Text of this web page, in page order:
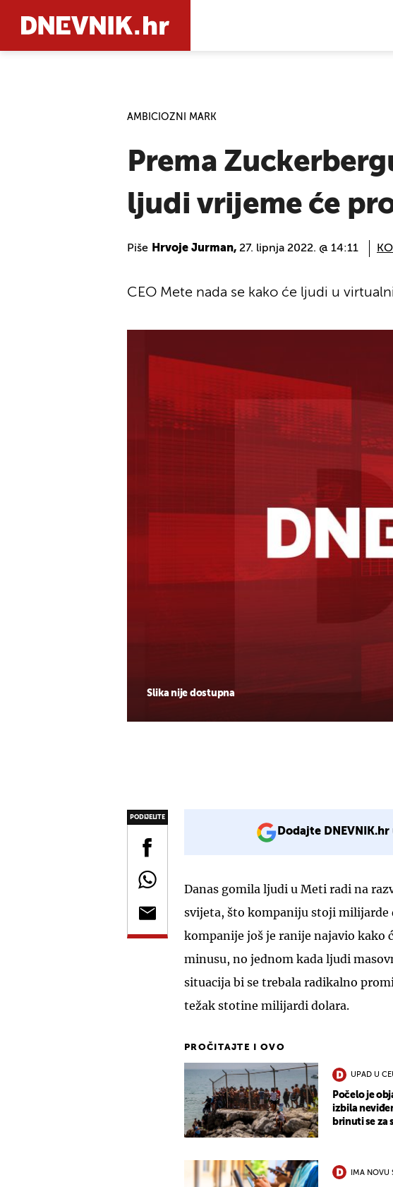
AMBICIOZNI MARK
Prema
ljudi vrijeme će
Piše Hrvoje Jurman, 27. lipnja 2022. @ 14:11
Slika nije dostupna
CEO Mete nada se kako će ljudi u
PODIJELITE
Dodajte
Danas gomila ljudi u Meti radi na
svijeta, što kompaniju stoji milijarde
kompanije još je ranije najavio kako
minusu, no jednom kada ljudi
situacija bi se trebala radikalno
težak stotine milijardi dolara.
PROČITAJTE I OVO
UPAD U
Počelo je
izbila
brinuti se za
IMA NOVU